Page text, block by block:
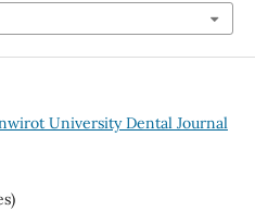
University Dental Journal